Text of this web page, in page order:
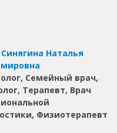
Синягина Наталья
Семейный врач,
Терапевт, Врач
Физиотерапевт